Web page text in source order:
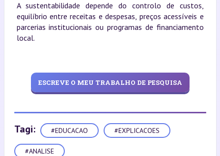
A sustentabilidade depende do controlo de custos,
equilíbrio entre receitas e despesas, preços acessíveis e
parcerias institucionais ou programas de financiamento
local.
ESCREVE O MEU TRABALHO DE PESQUISA
Tagi: #EDUCACAO #EXPLICACOES
#ANALISE